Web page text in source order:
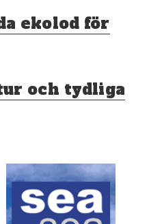
ekolod för
och tydliga